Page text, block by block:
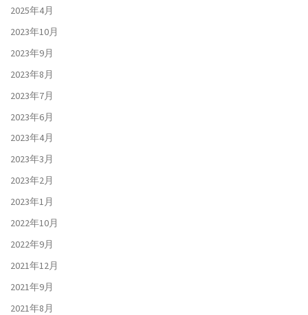
2025年4月
2023年10月
2023年9月
2023年8月
2023年7月
2023年6月
2023年4月
2023年3月
2023年2月
2023年1月
2022年10月
2022年9月
2021年12月
2021年9月
2021年8月